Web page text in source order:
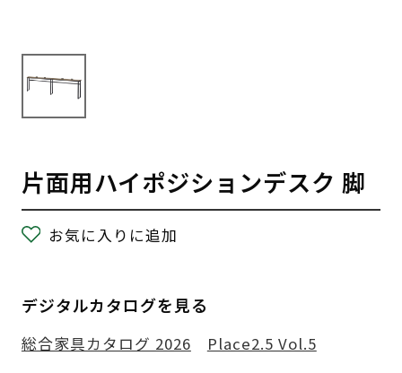
片面用ハイポジションデスク 脚
お気に入りに追加
デジタルカタログを見る
総合家具カタログ 2026 Place2.5 Vol.5